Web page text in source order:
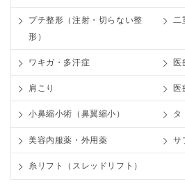
プチ整形（注射・切らない整
形）
二
ワキガ・多汗症 医
肩こり 医
小鼻縮小術（鼻翼縮小） タ
美容内服薬・外用薬 サ
糸リフト（スレッドリフト）